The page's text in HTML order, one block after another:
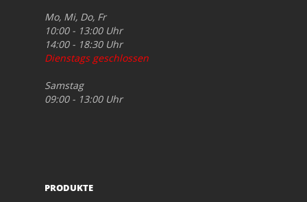
Mo, Mi, Do, Fr
10:00 - 13:00 Uhr
14:00 - 18:30 Uhr
Dienstags geschlossen
Samstag
09:00 - 13:00 Uhr
PRODUKTE